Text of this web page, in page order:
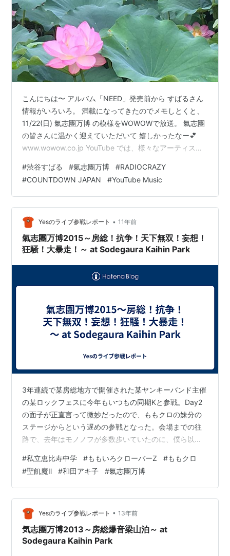
こんにちは〜 アルバム「NEED」発売前から すばるさん
情報がいろいろ。 満載になってきたのでメモしとくと、
11/22(日) 氣志團万博 の模様をWOWOWで放送。 氣志團
の皆さんに温かく迎えていただいて 嬉しかったなー💕
www.wowow.co.jp YouTube では、様々なアーティスト
は12/6の13:45〜 流れるようです♪ youtube-
jp.googleblog.com 12/19(土)には OSAKA GENKI PARK
でのライブが スペースシャワーさんで放送されます！ 野
外ライブはぜひ観たいですねー 荒天で、開催さ…
#渋谷すばる #氣志團万博 #RADIOCRAZY
#COUNTDOWN JAPAN #YouTube Music
Yesのライブ参戦レポート • 11年前
氣志團万博2015～房総！抗争！天下無双！妄想！
狂騒！大暴走！～ at Sodegaura Kaihin Park
3年連続で某房総地方で開催された某ヤンキーバンド主催
の某ロックフェスに今年もいつもの同期Kと参戦。Day2
の面子が正直言って微妙だったので、ももクロの妹分の
ステージからという遅めの参戦となった。会場までの往
路で、去年はモノノフが多数歩いていたのに、僕ら以外
安になりながらも会場に到着すると、会場内は多くの観
客がひしめき合っていて予想通り、というかもはや当た
り前の様にモノノフが観客の８割～９割を占めていた。
彼女達の人気はいつもながら驚かさせる本当に。 ・私立
恵比寿中学言わずと知れたももクロの妹分。3年連続で同
じスケバン衣装でのパフォーマンスという手…
#私立恵比寿中学 #ももいろクローバーZ #ももクロ
#聖飢魔Ⅱ #和田アキ子 #氣志團万博
Yesのライブ参戦レポート • 13年前
気志團万博2013～房総爆音梁山泊～ at
Sodegaura Kaihin Park